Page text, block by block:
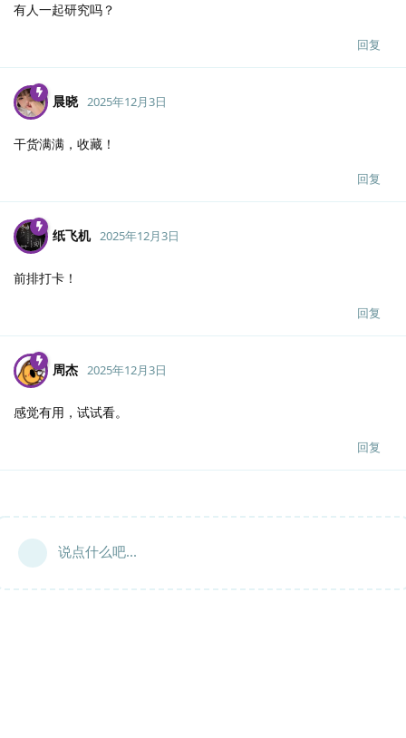
有人一起研究吗？
回复
晨晓 2025年12月3日
干货满满，收藏！
回复
纸飞机 2025年12月3日
前排打卡！
回复
周杰 2025年12月3日
感觉有用，试试看。
回复
说点什么吧...